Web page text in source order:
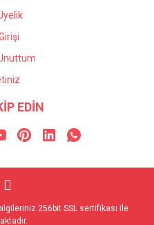
EDİN
256bit SSL sertifikası ile